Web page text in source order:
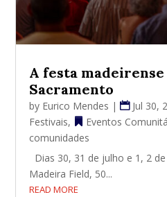
A festa
Sacramento
by Eurico Mendes | Jul 30,
Festivais, Eventos
comunidades
Dias 30, 31 de julho e 1, 2
Madeira Field, 50...
READ MORE